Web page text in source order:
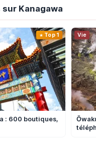
Kanagawa
Top 1
: 600 boutiques,
Vie